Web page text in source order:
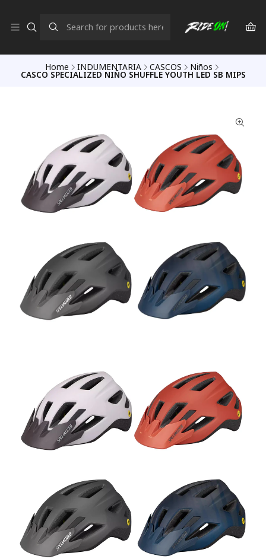
Home INDUMENTARIA CASCOS Niños
CASCO SPECIALIZED NIÑO SHUFFLE YOUTH LED SB MIPS